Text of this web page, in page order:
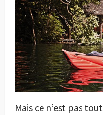
Mais ce n’est pas